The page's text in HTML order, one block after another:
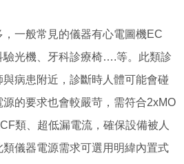
一般常見的儀器有心電圖機EC
驗光機、牙科診療椅….等。此類診
病患附近，診斷時人體可能會碰
的要求也會較嚴苛，需符合2xMO
類、超低漏電流，確保設備被人
儀器電源需求可選用明緯內置式